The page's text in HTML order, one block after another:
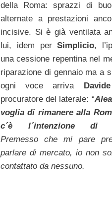
della Roma: sprazzi di
alternate a prestazioni
incisive. Si è già ventilata
lui, idem perSimplicio,
una cessione repentina nel
riparazione di gennaio ma a
ogni voce arriva
procuratore del laterale: “
voglia di rimanere alla
c´è l´intenzione di
Premesso che mi pare
parlare di mercato, io non
contattato da nessuno.